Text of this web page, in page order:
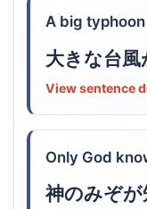
A big
大きな台風
View sentence
Only God
神のみぞが